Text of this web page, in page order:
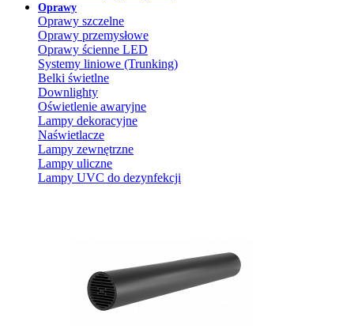
Oprawy
Oprawy szczelne
Oprawy przemysłowe
Oprawy ścienne LED
Systemy liniowe (Trunking)
Belki świetlne
Downlighty
Oświetlenie awaryjne
Lampy dekoracyjne
Naświetlacze
Lampy zewnętrzne
Lampy uliczne
Lampy UVC do dezynfekcji